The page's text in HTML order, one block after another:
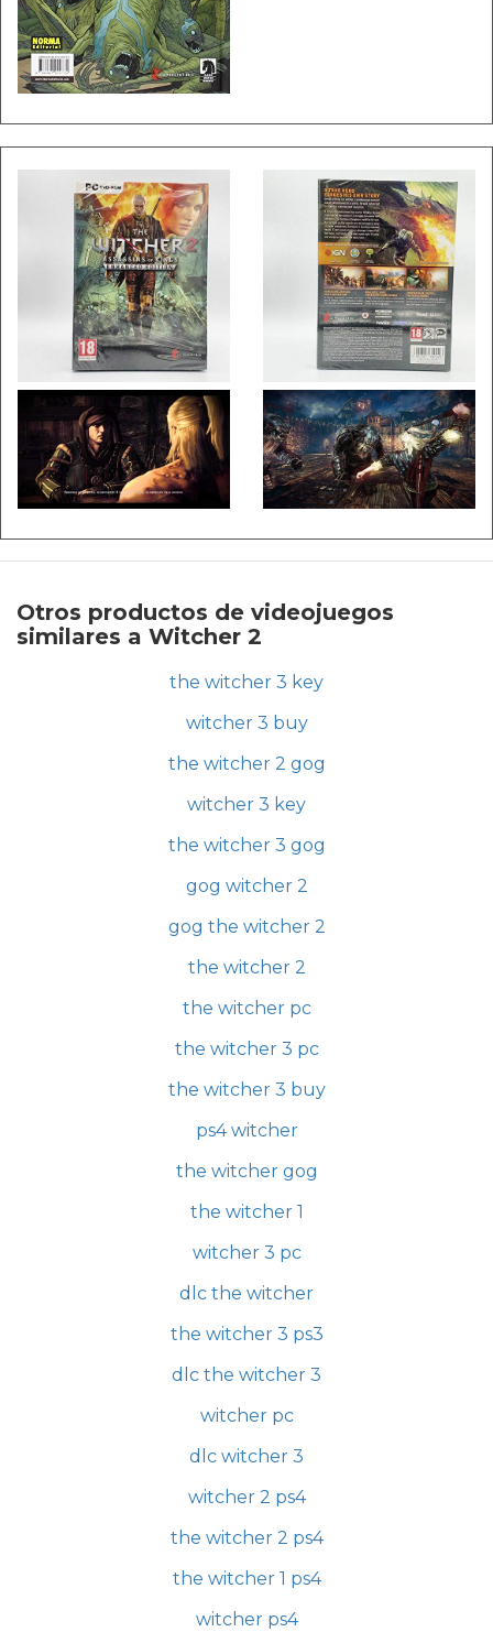
Otros productos de videojuegos
similares a Witcher 2
the witcher 3 key
witcher 3 buy
the witcher 2 gog
witcher 3 key
the witcher 3 gog
gog witcher 2
gog the witcher 2
the witcher 2
the witcher pc
the witcher 3 pc
the witcher 3 buy
ps4 witcher
the witcher gog
the witcher 1
witcher 3 pc
dlc the witcher
the witcher 3 ps3
dlc the witcher 3
witcher pc
dlc witcher 3
witcher 2 ps4
the witcher 2 ps4
the witcher 1 ps4
witcher ps4